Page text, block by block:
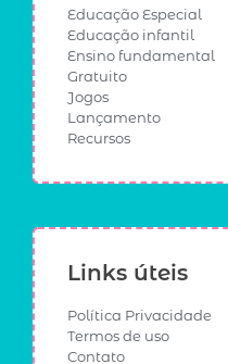
Educação Especial
Educação infantil
Ensino fundamental
Gratuito
Jogos
Lançamento
Recursos
Links úteis
Política Privacidade
Termos de uso
Contato